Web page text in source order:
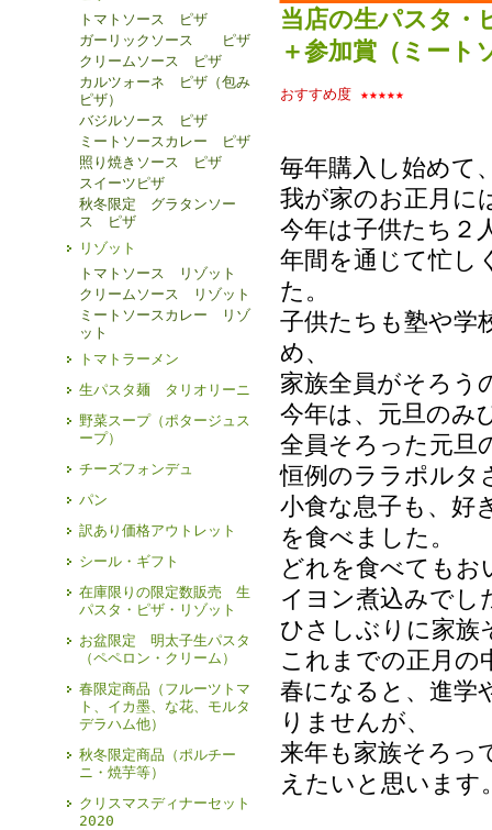
トマトソース ピザ
ガーリックソース ピザ
クリームソース ピザ
カルツォーネ ピザ（包み
ピザ）
バジルソース ピザ
ミートソースカレー ピザ
照り焼きソース ピザ
スイーツピザ
秋冬限定 グラタンソー
ス ピザ
リゾット
トマトソース リゾット
クリームソース リゾット
ミートソースカレー リゾ
ット
トマトラーメン
生パスタ麺 タリオリーニ
野菜スープ（ポタージュス
ープ）
チーズフォンデュ
パン
訳あり価格アウトレット
シール・ギフト
在庫限りの限定数販売 生
パスタ・ピザ・リゾット
お盆限定 明太子生パスタ
（ペペロン・クリーム）
春限定商品（フルーツトマ
ト、イカ墨、な花、モルタ
デラハム他）
秋冬限定商品（ポルチー
ニ・焼芋等）
クリスマスディナーセット
2020
当店の生パスタ・
＋参加賞（ミート
おすすめ度★★★★★
毎年購入し始めて
我が家のお正月に
今年は子供たち２
年間を通じて忙し
た。
子供たちも塾や学
め、
家族全員がそろう
今年は、元旦のみ
全員そろった元旦
恒例のララポルタ
小食な息子も、好
を食べました。
どれを食べてもお
イヨン煮込みでし
ひさしぶりに家族
これまでの正月の
春になると、進学
りませんが、
来年も家族そろっ
えたいと思います